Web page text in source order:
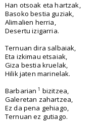
Han otsoak eta hartzak,
Basoko bestia guziak,
Alimalien herria,
Desertu izigarria.
Ternuan dira salbaiak,
Eta izkimau etsaiak,
Giza bestia kruelak,
Hilik jaten marinelak.
Barbarian 1 bizitzea,
Galeretan zahartzea,
Ez da pena gehiago,
Ternuan ez gutiago.